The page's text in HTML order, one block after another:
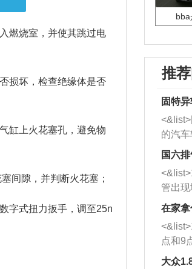
燃烧室，并使其跳过电
损坏，检查绝缘体是否
缸上火花塞孔，避免物
间隙，并判断火花塞；
字式扭力扳手，调至25n
bba
推
固特
的汽
牌，但
也是
国六
管出
者是
堵塞
施。
杂物
三元催
在家
点和9
方向
大众